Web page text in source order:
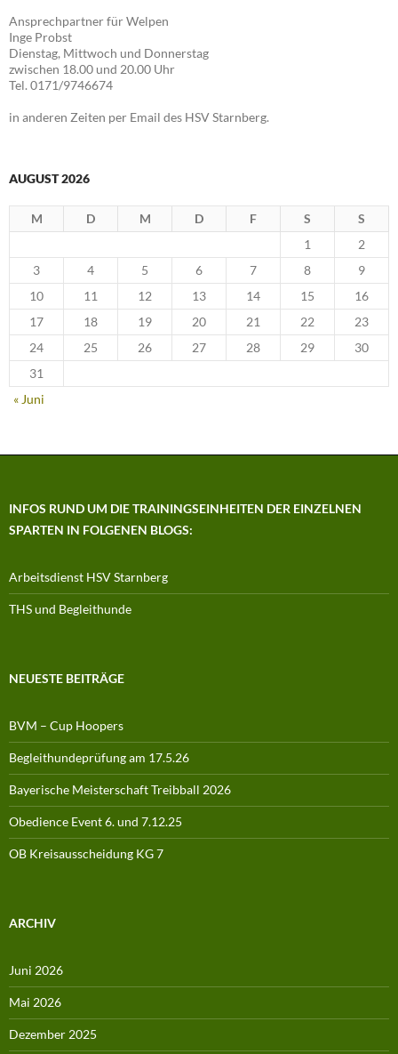
Ansprechpartner für Welpen
Inge Probst
Dienstag, Mittwoch und Donnerstag
zwischen 18.00 und 20.00 Uhr
Tel. 0171/9746674
in anderen Zeiten per Email des HSV Starnberg.
AUGUST 2026
M D M D F S
S
1
2
3
4 5 6 7 8
9
10
11 12 13 14 15
16
17
18 19 20 21 22
23
24
25 26 27 28 29
30
31
« Juni
INFOS RUND UM DIE TRAININGSEINHEITEN DER EINZELNEN
SPARTEN IN FOLGENEN BLOGS:
Arbeitsdienst HSV Starnberg
THS und Begleithunde
NEUESTE BEITRÄGE
BVM – Cup Hoopers
Begleithundeprüfung am 17.5.26
Bayerische Meisterschaft Treibball 2026
Obedience Event 6. und 7.12.25
OB Kreisausscheidung KG 7
ARCHIV
Juni 2026
Mai 2026
Dezember 2025